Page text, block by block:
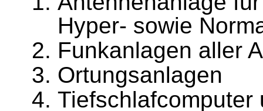
Hyper- sowie
Funkanlagen aller
Ortungsanlagen
Tiefschlafcomputer